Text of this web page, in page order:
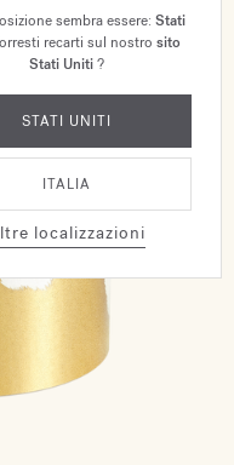
sembra essere: Stati
recarti sul nostro sito
Stati Uniti?
STATI UNITI
ITALIA
localizzazioni